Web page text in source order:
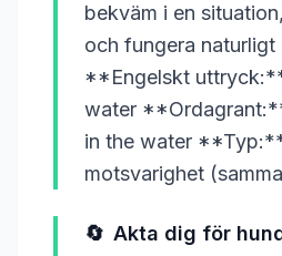
bekväm i en
och fungera naturligt
**Engelskt
water
in the water
motsvarighet
🔄 Akta dig för